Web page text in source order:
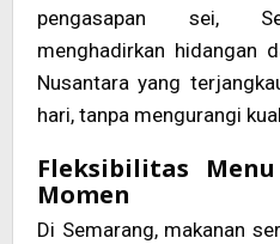
pengasapan sei,
menghadirkan hidangan
Nusantara yang
hari, tanpa mengurangi
Fleksibilitas
Momen
Di Semarang, makanan